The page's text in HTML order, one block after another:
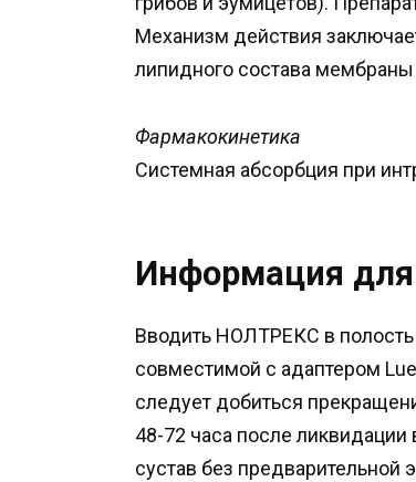
Механизм действия
липидного состава мембраны
Фармакокинетика
Системная абсорбция при
Информация для
Вводить НОЛТРЕКС в полость
совместимой с адаптером
следует добиться
48-72 часа после
сустав без предварительной